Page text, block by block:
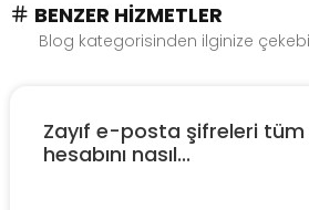
BENZER HIZMETLER
Blog kategorisinden ilginize
Zayıf e-posta şifreleri
hesabını nasıl...